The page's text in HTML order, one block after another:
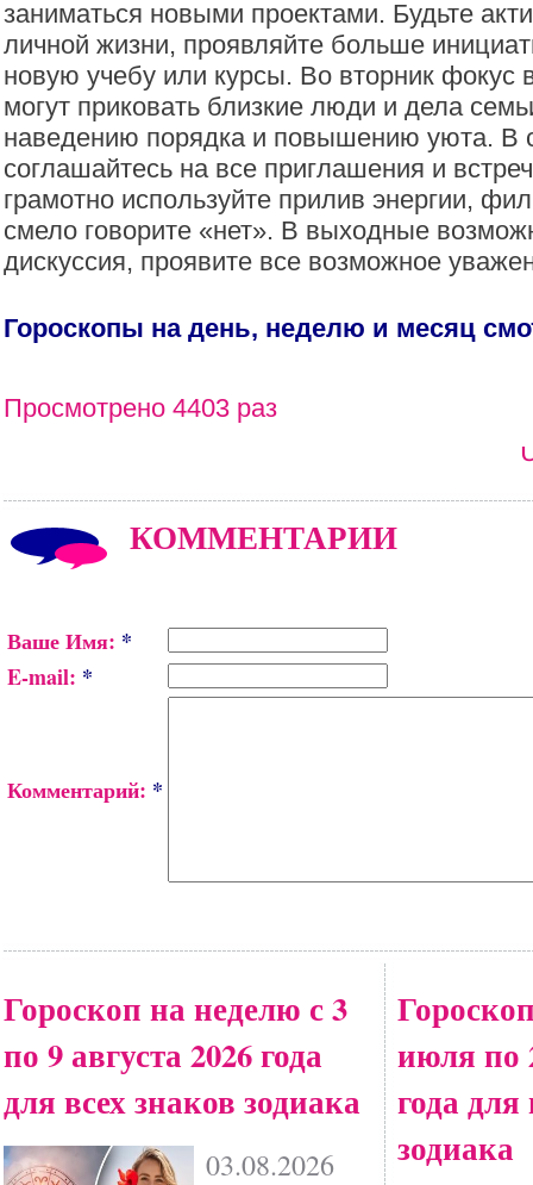
заниматься новыми проектами. Будьте
личной жизни, проявляйте больше
новую учебу или курсы. Во вторник фокус
могут приковать близкие люди и дела
наведению порядка и повышению уюта. В
соглашайтесь на все приглашения и
грамотно используйте прилив энергии,
смело говорите «нет». В выходные
дискуссия, проявите все возможное
Гороскопы на день, неделю и месяц
Просмотрено 4403 раз
КОММЕНТАРИИ
Ваше Имя: *
E-mail: *
Комментарий: *
Гороскоп на неделю с 3
по 9 августа 2026 года
для всех знаков зодиака
03.08.2026
июля по
года для
зодиака